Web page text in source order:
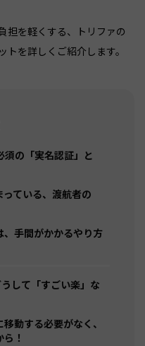
担を軽くする、トリファの
を詳しくご紹介します。
須の「実名認証」と
ている、渡航者の
、手間がかかるやり方
して「すごい楽」な
動する必要がなく、
！